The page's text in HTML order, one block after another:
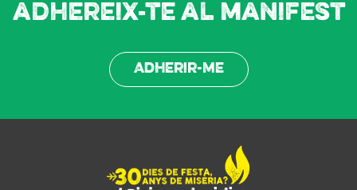
adhereix-te al manifest
Adherir-me